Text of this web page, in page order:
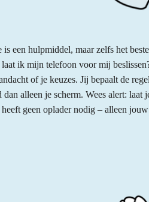
is een hulpmiddel, maar zelfs het
ik mijn telefoon voor mij
of je keuzes. Jij bepaalt de
alleen je scherm. Wees alert:
geen oplader nodig – alleen